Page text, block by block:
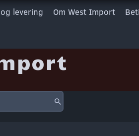
levering Om West Import